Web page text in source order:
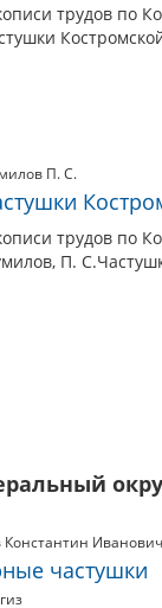
трудов по
П. С.
трудов по
П.
Константин Иванович
частушки